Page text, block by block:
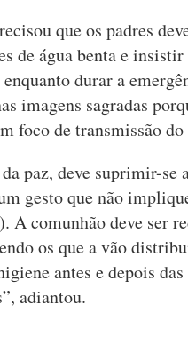
que os padres
de água benta e
durar a
imagens sagradas
foco de transmissão
paz, deve suprimir-se
gesto que não
A comunhão deve ser
os que a vão
antes e depois
adiantou.